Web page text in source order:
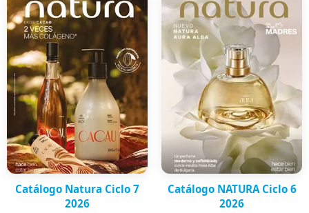
Catálogo Natura Ciclo 7
2026
Catálogo NATURA Ciclo 6
2026